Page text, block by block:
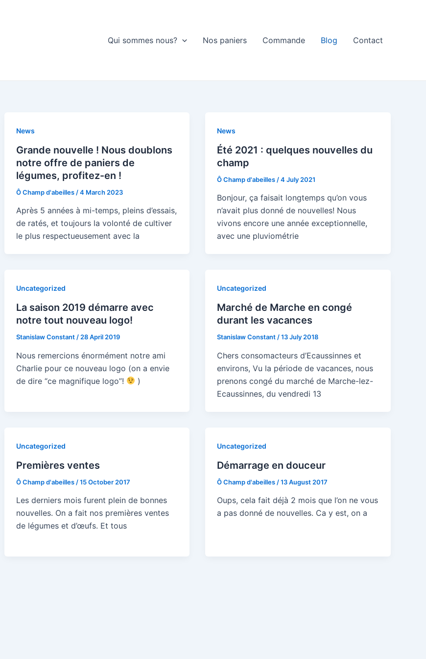
Qui sommes nous? Nos paniers Commande Blog Contact
News
Grande nouvelle ! Nous doublons
notre offre de paniers de
légumes, profitez-en !
Ô Champ d'abeilles /4 March 2023
Après 5 années à mi-temps, pleins d’essais,
de ratés, et toujours la volonté de cultiver
le plus respectueusement avec la
News
Été 2021 : quelques nouvelles du
champ
Ô Champ d'abeilles /4 July 2021
Bonjour, ça faisait longtemps qu’on vous
n’avait plus donné de nouvelles! Nous
vivons encore une année exceptionnelle,
avec une pluviométrie
Uncategorized
La saison 2019 démarre avec
notre tout nouveau logo!
Stanislaw Constant / 28 April 2019
Nous remercions énormément notre ami
Charlie pour ce nouveau logo (on a envie
de dire “ce magnifique logo”!
)
Uncategorized
Marché de Marche en congé
durant les vacances
Stanislaw Constant /13 July 2018
Chers consomacteurs d’Ecaussinnes et
environs, Vu la période de vacances, nous
prenons congé du marché de Marche-lez-
Ecaussinnes, du vendredi 13
Uncategorized
Premières ventes
Ô Champ d'abeilles /15 October 2017
Les derniers mois furent plein de bonnes
nouvelles. On a fait nos premières ventes
de légumes et d’œufs. Et tous
Uncategorized
Démarrage en douceur
Ô Champ d'abeilles /13 August 2017
Oups, cela fait déjà 2 mois que l’on ne vous
a pas donné de nouvelles. Ca y est, on a